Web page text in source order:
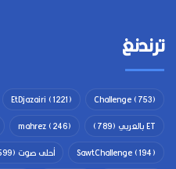
ترندنغ
Challenge(753)
EtDjazairi (1221)
ET بالعربي
(789)
mahrez(246)
SawtChallenge(194) أحلى صوت (599)